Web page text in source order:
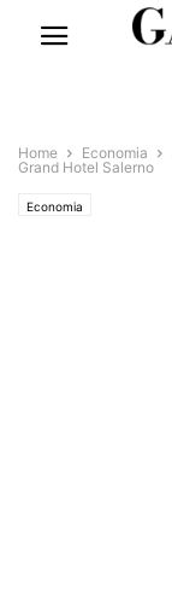
Home Economia
Grand Hotel Salerno
Economia